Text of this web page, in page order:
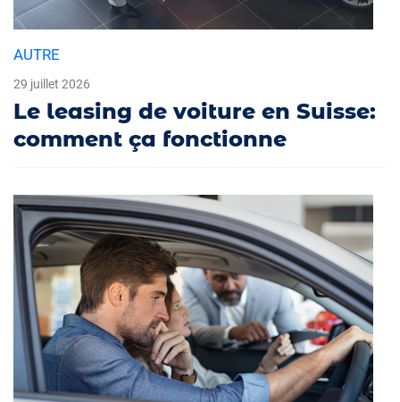
AUTRE
29 juillet 2026
Le leasing de voiture en Suisse:
comment ça fonctionne